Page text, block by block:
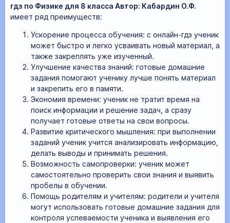
гдз по Физике для 8 класса Автор: Кабардин О.Ф.
имеет ряд преимуществ:
Ускорение процесса обучения: с онлайн-гдз ученик
может быстро и легко усваивать новый материал, а
также закреплять уже изученный.
Улучшение качества знаний: готовые домашние
задания помогают ученику лучше понять материал
и закрепить его в памяти.
Экономия времени: ученик не тратит время на
поиск информации и решение задач, а сразу
получает готовые ответы на свои вопросы.
Развитие критического мышления: при выполнении
заданий ученик учится анализировать информацию,
делать выводы и принимать решения.
Возможность самопроверки: ученик может
самостоятельно проверить свои знания и выявить
пробелы в обучении.
Помощь родителям и учителям: родители и учителя
могут использовать готовые домашние задания для
контроля успеваемости ученика и выявления его